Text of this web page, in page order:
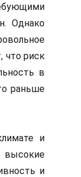
Однако
что риск
в
раньше
и
высокие
и